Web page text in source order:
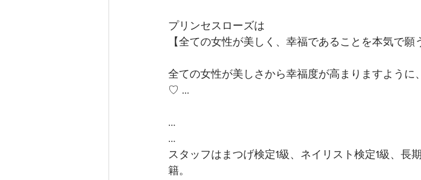
プリンセスローズは
【全ての女性が美しく、幸福であることを本気で願
全ての女性が美しさから幸福度が高まりますよう
♡ …
…
…
スタッフはまつげ検定1級、ネイリスト検定1級、長
籍。